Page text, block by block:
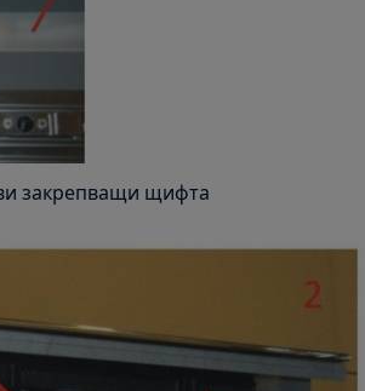
закрепващи щифта